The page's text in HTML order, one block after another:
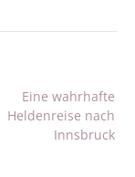
Eine wahrhafte
Heldenreise nach
Innsbruck